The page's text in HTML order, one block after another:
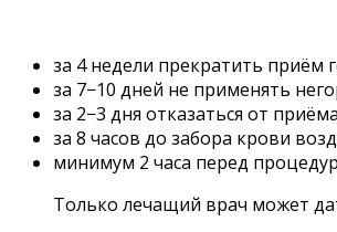
за 4 недели прекратить приём
за 7−10 дней не применять
за 2−3 дня отказаться от
за 8 часов до забора крови
минимум 2 часа перед
Только лечащий врач может